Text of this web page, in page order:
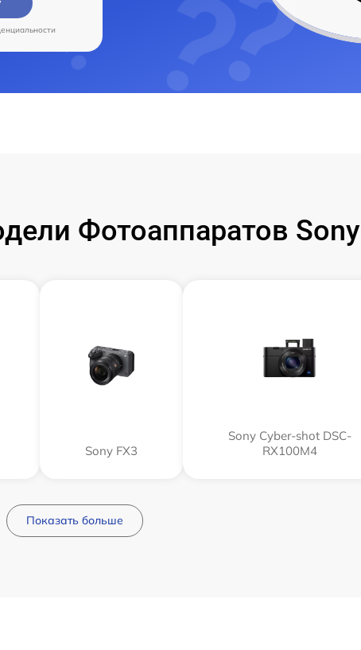
Фотоаппаратов Sony
Sony FX3
Sony Cyber-shot DSC-
RX100M4
Показать больше